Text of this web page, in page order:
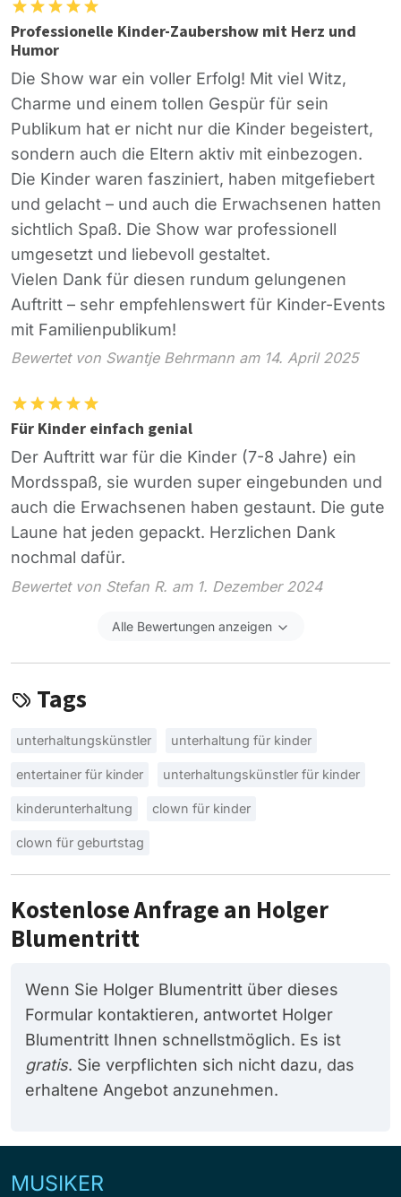
Professionelle Kinder-Zaubershow mit Herz und
Humor
Die Show war ein voller Erfolg! Mit viel Witz,
Charme und einem tollen Gespür für sein
Publikum hat er nicht nur die Kinder begeistert,
sondern auch die Eltern aktiv mit einbezogen.
Die Kinder waren fasziniert, haben mitgefiebert
und gelacht – und auch die Erwachsenen hatten
sichtlich Spaß. Die Show war professionell
umgesetzt und liebevoll gestaltet.
Vielen Dank für diesen rundum gelungenen
Auftritt – sehr empfehlenswert für Kinder-Events
mit Familienpublikum!
Bewertet von Swantje Behrmann am 14. April 2025
Für Kinder einfach genial
Der Auftritt war für die Kinder (7-8 Jahre) ein
Mordsspaß, sie wurden super eingebunden und
auch die Erwachsenen haben gestaunt. Die gute
Laune hat jeden gepackt. Herzlichen Dank
nochmal dafür.
Bewertet von Stefan R. am 1. Dezember 2024
Alle Bewertungen anzeigen
Tags
unterhaltungskünstler unterhaltung für kinder
entertainer für kinder unterhaltungskünstler für kinder
kinderunterhaltung clown für kinder
clown für geburtstag
Kostenlose Anfrage an Holger
Blumentritt
Wenn Sie Holger Blumentritt über dieses
Formular kontaktieren, antwortet Holger
Blumentritt Ihnen schnellstmöglich. Es ist
gratis. Sie verpflichten sich nicht dazu, das
erhaltene Angebot anzunehmen.
MUSIKER